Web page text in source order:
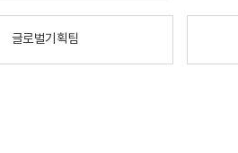
글로벌기획팀